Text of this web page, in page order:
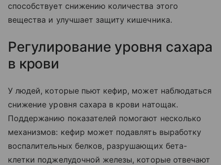
способствует снижению количества этого
вещества и улучшает защиту кишечника.
Регулирование уровня сахара
в крови
У людей, которые пьют кефир, может наблюдаться
снижение уровня сахара в крови натощак.
Поддержанию показателей помогают несколько
механизмов: кефир может подавлять выработку
воспалительных белков, разрушающих бета-
клетки поджелудочной железы, которые отвечают